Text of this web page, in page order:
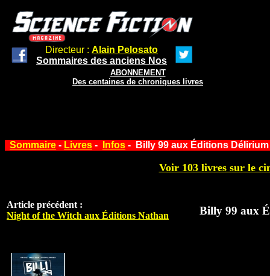
Directeur : Alain Pelosato
Sommaires des anciens Nos
ABONNEMENT
Des centaines de chroniques livres
Sommaire - Livres - Infos - Billy 99 aux Éditions Délirium
Voir 103 livres sur le
Article précédent :
Night of the Witch aux Éditions Nathan
Billy 99 aux